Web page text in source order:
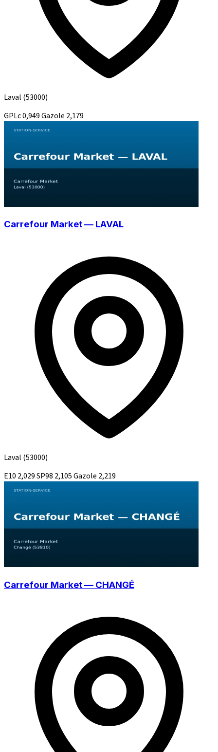
Laval (53000)
GPLc0,949Gazole 2,179
Carrefour Market — LAVAL
Laval (53000)
E10 2,029SP98 2,105Gazole 2,219
Carrefour Market — CHANGÉ